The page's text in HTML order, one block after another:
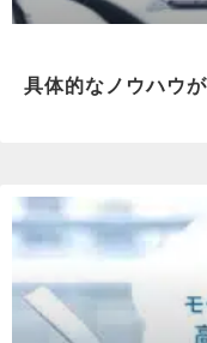
具体的なノウハウ